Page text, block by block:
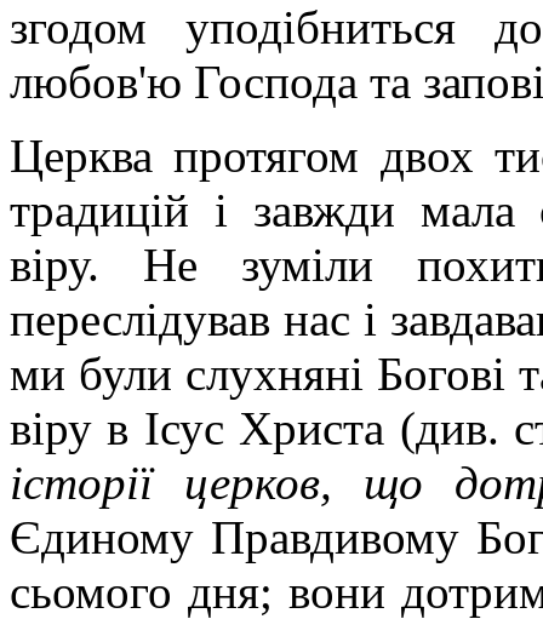
згодом уподібниться
любов'ю Господа та
Церква протягом двох
традицій і завжди мала
віру. Не зуміли
переслідував нас і
ми були слухняні
віру в Ісус Христа (див.
історії церков, що
Єдиному Правдивому
сьомого дня; вони